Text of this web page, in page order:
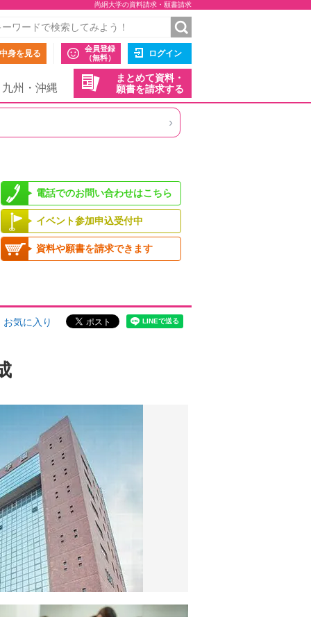
尚絅大学の資料請求・願書請求
身を見る
会員登録
（無料）
ログイン
まとめて資料・
願書を請求する
九州・沖縄
›
電話でのお問い合わせはこちら
イベント参加申込受付中
資料や願書を請求できます
お気に入り